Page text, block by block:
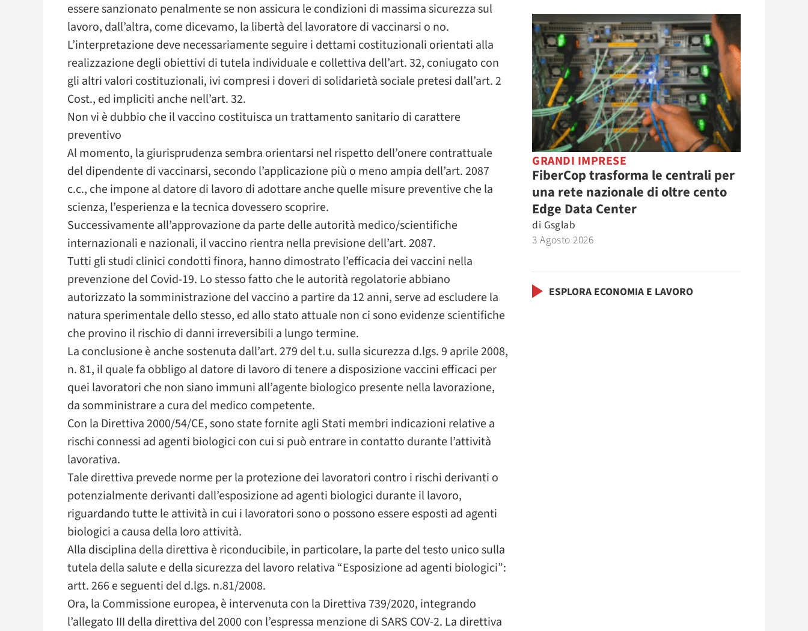
essere sanzionato penalmente se non assicura le condizioni di massima sicurezza sul
lavoro, dall’altra, come dicevamo, la libertà del lavoratore di vaccinarsi o no.
L’interpretazione deve necessariamente seguire i dettami costituzionali orientati alla
realizzazione degli obiettivi di tutela individuale e collettiva dell’art. 32, coniugato con
gli altri valori costituzionali, ivi compresi i doveri di solidarietà sociale pretesi dall’art. 2
Cost., ed impliciti anche nell’art. 32.
Non vi è dubbio che il vaccino costituisca un trattamento sanitario di carattere
preventivo
Al momento, la giurisprudenza sembra orientarsi nel rispetto dell’onere contrattuale
del dipendente di vaccinarsi, secondo l’applicazione più o meno ampia dell’art. 2087
c.c., che impone al datore di lavoro di adottare anche quelle misure preventive che la
scienza, l’esperienza e la tecnica dovessero scoprire.
Successivamente all’approvazione da parte delle autorità medico/scientifiche
internazionali e nazionali, il vaccino rientra nella previsione dell’art. 2087.
Tutti gli studi clinici condotti finora, hanno dimostrato l’efficacia dei vaccini nella
prevenzione del Covid-19. Lo stesso fatto che le autorità regolatorie abbiano
autorizzato la somministrazione del vaccino a partire da 12 anni, serve ad escludere la
natura sperimentale dello stesso, ed allo stato attuale non ci sono evidenze scientifiche
che provino il rischio di danni irreversibili a lungo termine.
La conclusione è anche sostenuta dall’art. 279 del t.u. sulla sicurezza d.lgs. 9 aprile 2008,
n. 81, il quale fa obbligo al datore di lavoro di tenere a disposizione vaccini efficaci per
quei lavoratori che non siano immuni all’agente biologico presente nella lavorazione,
da somministrare a cura del medico competente.
Con la Direttiva 2000/54/CE, sono state fornite agli Stati membri indicazioni relative a
rischi connessi ad agenti biologici con cui si può entrare in contatto durante l’attività
lavorativa.
Tale direttiva prevede norme per la protezione dei lavoratori contro i rischi derivanti o
potenzialmente derivanti dall’esposizione ad agenti biologici durante il lavoro,
riguardando tutte le attività in cui i lavoratori sono o possono essere esposti ad agenti
biologici a causa della loro attività.
Alla disciplina della direttiva è riconducibile, in particolare, la parte del testo unico sulla
tutela della salute e della sicurezza del lavoro relativa “Esposizione ad agenti biologici”:
artt. 266 e seguenti del d.lgs. n.81/2008.
Ora, la Commissione europea, è intervenuta con la Direttiva 739/2020, integrando
l’allegato III della direttiva del 2000 con l’espressa menzione di SARS COV-2. La direttiva
GRANDI IMPRESE
FiberCop trasforma le centrali per
una rete nazionale di oltre cento
Edge Data Center
di Gsglab
3 Agosto 2026
ESPLORA ECONOMIA E LAVORO